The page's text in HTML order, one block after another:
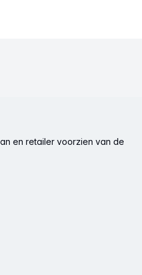
en retailer voorzien van de